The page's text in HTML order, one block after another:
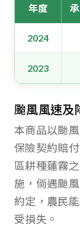
年度
2024
2023
颱風風速及
本商品以颱
保險契約賠
區耕種蓮霧
施，倘遇颱
約定，農民
受損失。